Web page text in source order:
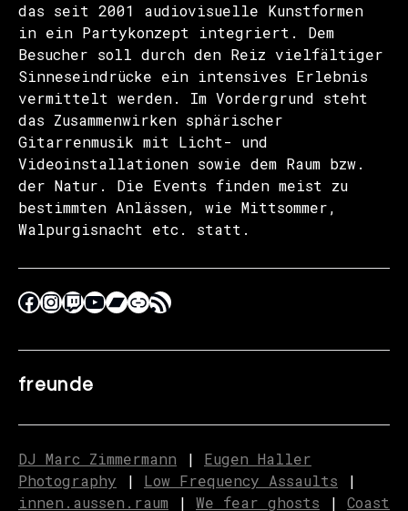
das seit 2001 audiovisuelle Kunstformen
in ein Partykonzept integriert. Dem
Besucher soll durch den Reiz vielfältiger
Sinneseindrücke ein intensives Erlebnis
vermittelt werden. Im Vordergrund steht
das Zusammenwirken sphärischer
Gitarrenmusik mit Licht- und
Videoinstallationen sowie dem Raum bzw.
der Natur. Die Events finden meist zu
bestimmten Anlässen, wie Mittsommer,
Walpurgisnacht etc. statt.
freunde
DJ Marc Zimmermann | Eugen Haller
Photography | Low Frequency Assaults |
innen.aussen.raum | We fear ghosts | Coast